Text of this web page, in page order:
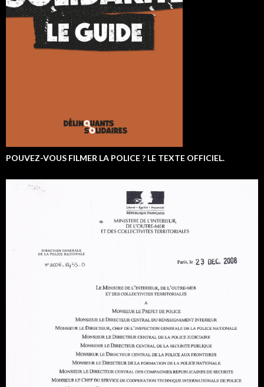
POUVEZ-VOUS FILMER LA POLICE ? LE TEXTE OFFICIEL.